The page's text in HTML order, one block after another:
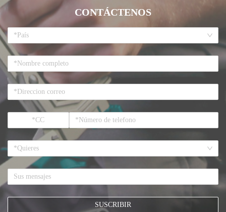
CONTÁCTENOS
*País
*Quieres
SUSCRIBIR